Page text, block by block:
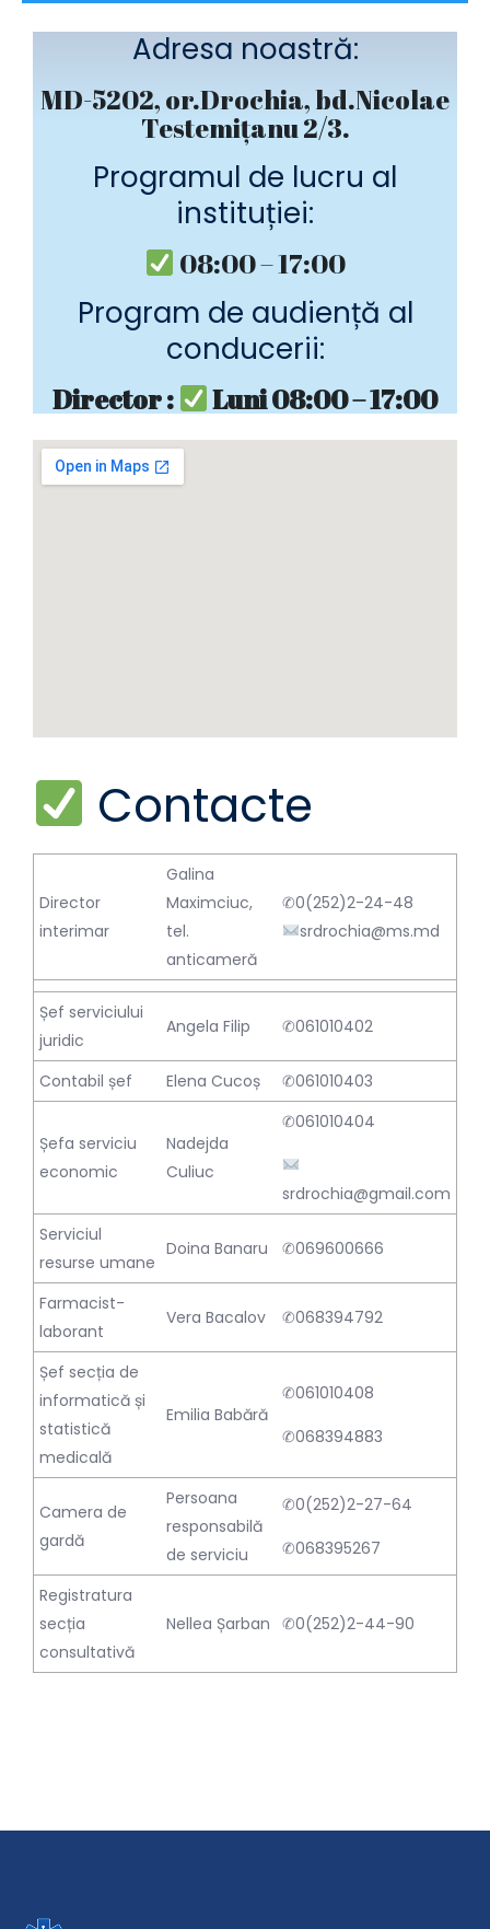
Adresa noastră:
MD-5202, or.Drochia, bd.Nicolae
Testemițanu 2/3.
Programul de lucru al
instituției:
08:00 – 17:00
Program de audiență al
conducerii:
Director : Luni 08:00 – 17:00
Contacte
Director
interimar
Galina
Maximciuc,
tel.
anticameră
✆0(252)2-24-48
srdrochia@ms.md
Șef serviciului
juridic
Angela Filip ✆061010402
Contabil șef Elena Cucoș ✆061010403
Șefa serviciu
economic
Nadejda
Culiuc
✆061010404
srdrochia@gmail.com
Serviciul
resurse umane
Doina Banaru ✆069600666
Farmacist-
laborant
Vera Bacalov ✆068394792
Șef secția de
informatică și
statistică
medicală
Emilia Babără
✆061010408
✆068394883
Camera de
gardă
Persoana
responsabilă
de serviciu
✆0(252)2-27-64
✆068395267
Registratura
secția
consultativă
Nellea Șarban ✆0(252)2-44-90